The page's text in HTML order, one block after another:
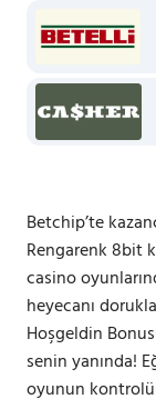
Betchip’te
Rengarenk 8bit
casino
heyecanı
Hoşgeldin
senin yanında!
oyunun